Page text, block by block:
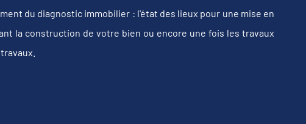
du diagnostic immobilier : l'état des lieux pour une mise en
la construction de votre bien ou encore une fois les travaux